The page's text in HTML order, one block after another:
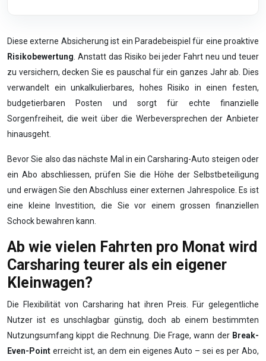
Diese externe Absicherung ist ein Paradebeispiel für eine proaktive
Risikobewertung . Anstatt das Risiko bei jeder Fahrt neu und teuer
zu versichern, decken Sie es pauschal für ein ganzes Jahr ab. Dies
verwandelt ein unkalkulierbares, hohes Risiko in einen festen,
budgetierbaren Posten und sorgt für echte finanzielle
Sorgenfreiheit, die weit über die Werbeversprechen der Anbieter
hinausgeht.
Bevor Sie also das nächste Mal in ein Carsharing-Auto steigen oder
ein Abo abschliessen, prüfen Sie die Höhe der Selbstbeteiligung
und erwägen Sie den Abschluss einer externen Jahrespolice. Es ist
eine kleine Investition, die Sie vor einem grossen finanziellen
Schock bewahren kann.
Ab wie vielen Fahrten pro Monat wird
Carsharing teurer als ein eigener
Kleinwagen?
Die Flexibilität von Carsharing hat ihren Preis. Für gelegentliche
Nutzer ist es unschlagbar günstig, doch ab einem bestimmten
Nutzungsumfang kippt die Rechnung. Die Frage, wann der Break-
Even-Point erreicht ist, an dem ein eigenes Auto – sei es per Abo,